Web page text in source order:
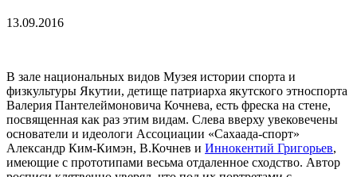
13.09.2016
В зале национальных видов Музея истории спорта и
физкультуры Якутии, детище патриарха якутского этноспорта
Валерия Пантелеймоновича Кочнева, есть фреска на стене,
посвященная как раз этим видам. Слева вверху увековечены
основатели и идеологи Ассоциации «Сахаада-спорт»
Александр Ким-Кимэн, В.Кочнев и Иннокентий Григорьев,
имеющие с прототипами весьма отдаленное сходство. Автор